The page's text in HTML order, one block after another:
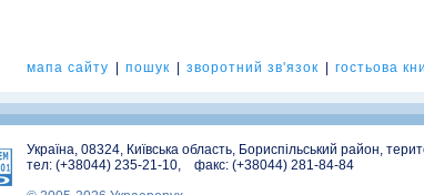
мапа сайту пошук зворотний зв'язок гостьова
Україна, 08324, Київська область, Бориспільський район,
тел: (+38044) 235-21-10, факс: (+38044) 281-84-84